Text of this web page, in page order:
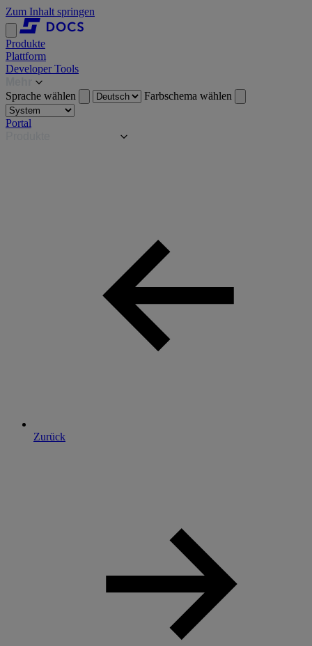
Zum Inhalt springen
Produkte
Plattform
Developer Tools
Sprache wählen
Farbschema wählen
Portal
Zurück